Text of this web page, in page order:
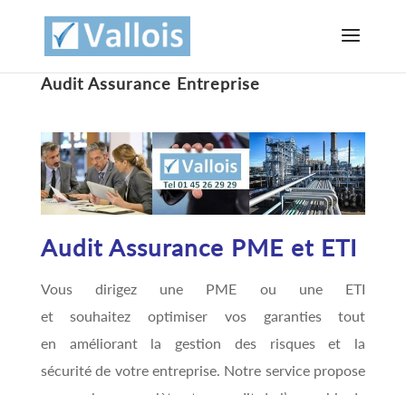
Audit Assurance Entreprise
Audit Assurance PME et ETI
Vous dirigez une PME ou une ETI
et souhaitez optimiser vos garanties tout
en améliorant la gestion des risques et la
sécurité de votre entreprise. Notre service propose